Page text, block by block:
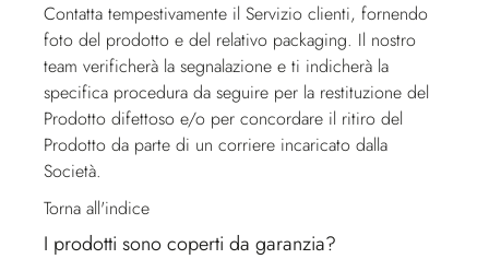
Contatta tempestivamente il Servizio clienti, fornendo
foto del prodotto e del relativo packaging. Il nostro
team verificherà la segnalazione e ti indicherà la
specifica procedura da seguire per la restituzione del
Prodotto difettoso e/o per concordare il ritiro del
Prodotto da parte di un corriere incaricato dalla
Società.
Torna all'indice
I prodotti sono coperti da garanzia?